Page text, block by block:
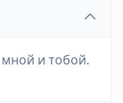
и тобой.